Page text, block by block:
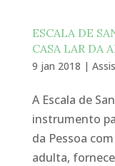
ESCALA DE
CASA LAR DA
9 jan 2018 |
A Escala de
instrumento
da Pessoa
adulta,